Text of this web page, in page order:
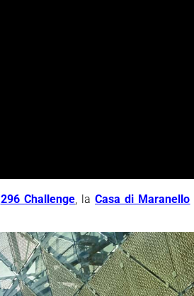
296 Challenge, laCasa di Maranello